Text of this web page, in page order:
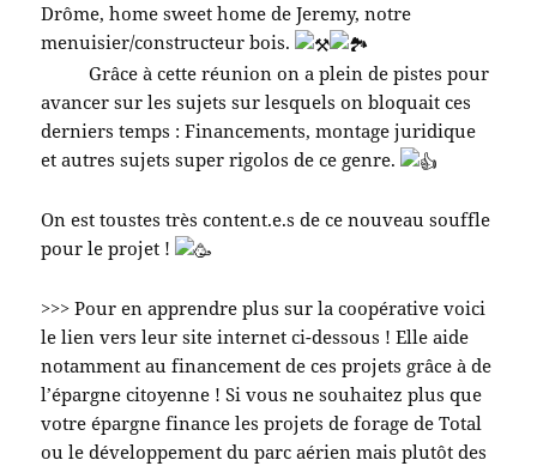
Drôme, home sweet home de Jeremy, notre
menuisier/constructeur bois.
Grâce à cette réunion on a plein de pistes pour
avancer sur les sujets sur lesquels on bloquait ces
derniers temps : Financements, montage juridique
et autres sujets super rigolos de ce genre.
On est toustes très content.e.s de ce nouveau souffle
pour le projet !
>>> Pour en apprendre plus sur la coopérative voici
le lien vers leur site internet ci-dessous ! Elle aide
notamment au financement de ces projets grâce à de
l’épargne citoyenne ! Si vous ne souhaitez plus que
votre épargne finance les projets de forage de Total
ou le développement du parc aérien mais plutôt des